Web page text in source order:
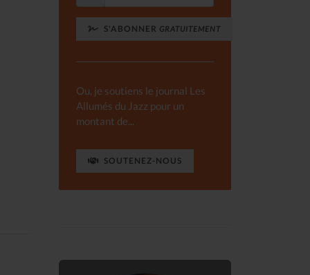
S'ABONNER GRATUITEMENT
Ou, je soutiens le journal Les
Allumés du Jazz pour un
montant de...
SOUTENEZ-NOUS